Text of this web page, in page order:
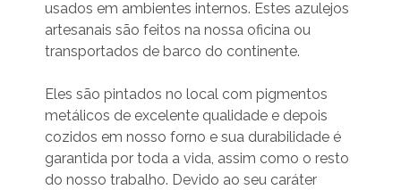
usados ​​​​em ambientes internos. Estes azulejos
artesanais são feitos na nossa oficina ou
transportados de barco do continente.
Eles são pintados no local com pigmentos
metálicos de excelente qualidade e depois
cozidos em nosso forno e sua durabilidade é
garantida por toda a vida, assim como o resto
do nosso trabalho. Devido ao seu caráter